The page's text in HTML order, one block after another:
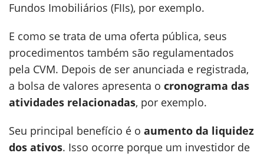
Fundos Imobiliários (FIIs), por exemplo.
E como se trata de uma oferta pública, seus
procedimentos também são regulamentados
pela CVM. Depois de ser anunciada e registrada,
a bolsa de valores apresenta o cronograma das
atividades relacionadas, por exemplo.
Seu principal benefício é o aumento da liquidez
dos ativos. Isso ocorre porque um investidor de